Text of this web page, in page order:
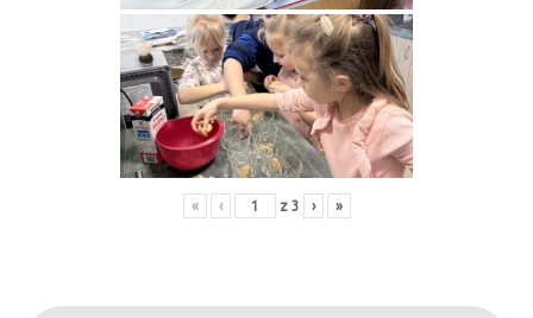
« ‹ z 3 › »